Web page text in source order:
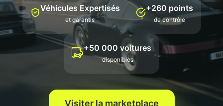
Parti : Arrivé :5ème
Nico Hülkenberg a impressionné avec une incroyable
remontée en course, ponctuée par une série de
dépassements audacieux. Un exploit remarquable
Véhicules Expertisés
et garantis
+260 points
de contrôle
+50 000 voitures
disponibles
Visiter la marketplace